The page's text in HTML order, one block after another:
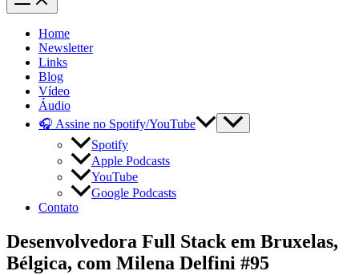
Home
Newsletter
Links
Blog
Vídeo
Áudio
🎧 Assine no Spotify/YouTube
Spotify
Apple Podcasts
YouTube
Google Podcasts
Contato
Desenvolvedora Full Stack em Bruxelas,
Bélgica, com Milena Delfini #95